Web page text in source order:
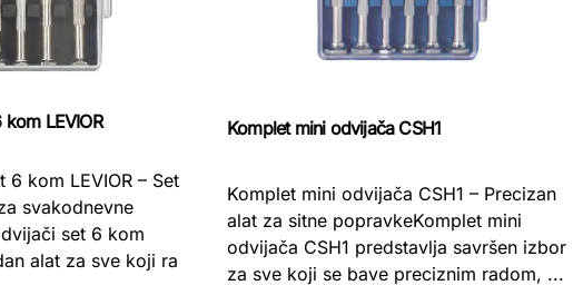
LEVIOR
kom LEVIOR – Set
svakodnevne
set 6 kom
alat za sve koji ra
Komplet mini odvijača CSH1
Komplet mini odvijača CSH1 – Precizan
alat za sitne popravkeKomplet mini
odvijača CSH1 predstavlja savršen izbor
za sve koji se bave preciznim radom, ...